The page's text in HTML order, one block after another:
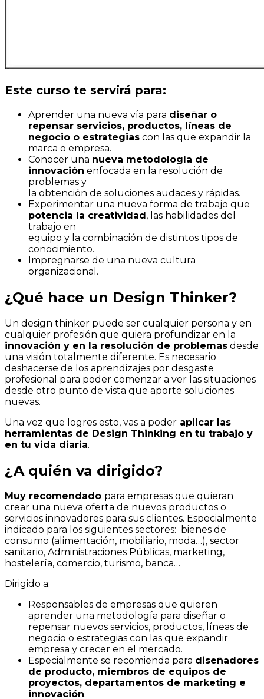
Este curso te servirá para:
Aprender una nueva vía para diseñar o
repensar servicios, productos, líneas de
negocio o estrategias con las que expandir la
marca o empresa.
Conocer una nueva metodología de
innovación enfocada en la resolución de
problemas y
la obtención de soluciones audaces y rápidas.
Experimentar una nueva forma de trabajo que
potencia la creatividad, las habilidades del
trabajo en
equipo y la combinación de distintos tipos de
conocimiento.
Impregnarse de una nueva cultura
organizacional.
¿Qué hace un Design Thinker?
Un design thinker puede ser cualquier persona y en
cualquier profesión que quiera profundizar en la
innovación y en la resolución de problemas desde
una visión totalmente diferente. Es necesario
deshacerse de los aprendizajes por desgaste
profesional para poder comenzar a ver las situaciones
desde otro punto de vista que aporte soluciones
nuevas.
Una vez que logres esto, vas a poder aplicar las
herramientas de Design Thinking en tu trabajo y
en tu vida diaria.
¿A quién va dirigido?
Muy recomendado para empresas que quieran
crear una nueva oferta de nuevos productos o
servicios innovadores para sus clientes. Especialmente
indicado para los siguientes sectores: bienes de
consumo (alimentación, mobiliario, moda…), sector
sanitario, Administraciones Públicas, marketing,
hostelería, comercio, turismo, banca…
Dirigido a:
Responsables de empresas que quieren
aprender una metodología para diseñar o
repensar nuevos servicios, productos, líneas de
negocio o estrategias con las que expandir
empresa y crecer en el mercado.
Especialmente se recomienda para diseñadores
de producto, miembros de equipos de
proyectos, departamentos de marketing e
innovación.